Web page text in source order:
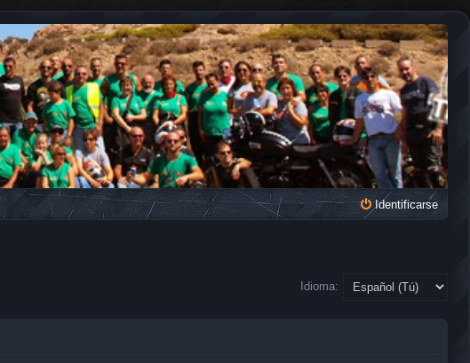
Identificarse
Idioma: